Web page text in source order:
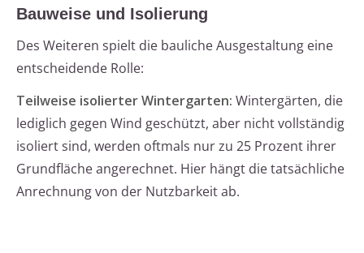
Bauweise und Isolierung
Des Weiteren spielt die bauliche Ausgestaltung eine
entscheidende Rolle:
Teilweise isolierter Wintergarten: Wintergärten, die
lediglich gegen Wind geschützt, aber nicht vollständig
isoliert sind, werden oftmals nur zu 25 Prozent ihrer
Grundfläche angerechnet. Hier hängt die tatsächliche
Anrechnung von der Nutzbarkeit ab.